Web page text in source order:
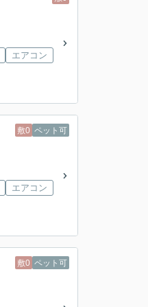
エアコン
敷0 ペット可
エアコン
敷0 ペット可